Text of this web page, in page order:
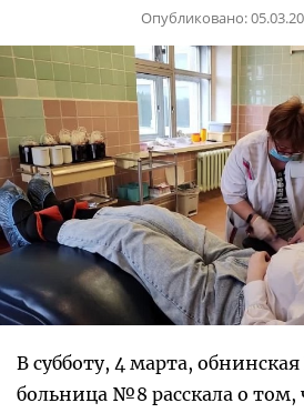
Опубликовано:
В субботу, 4 марта,
больница №8 расскала о том,